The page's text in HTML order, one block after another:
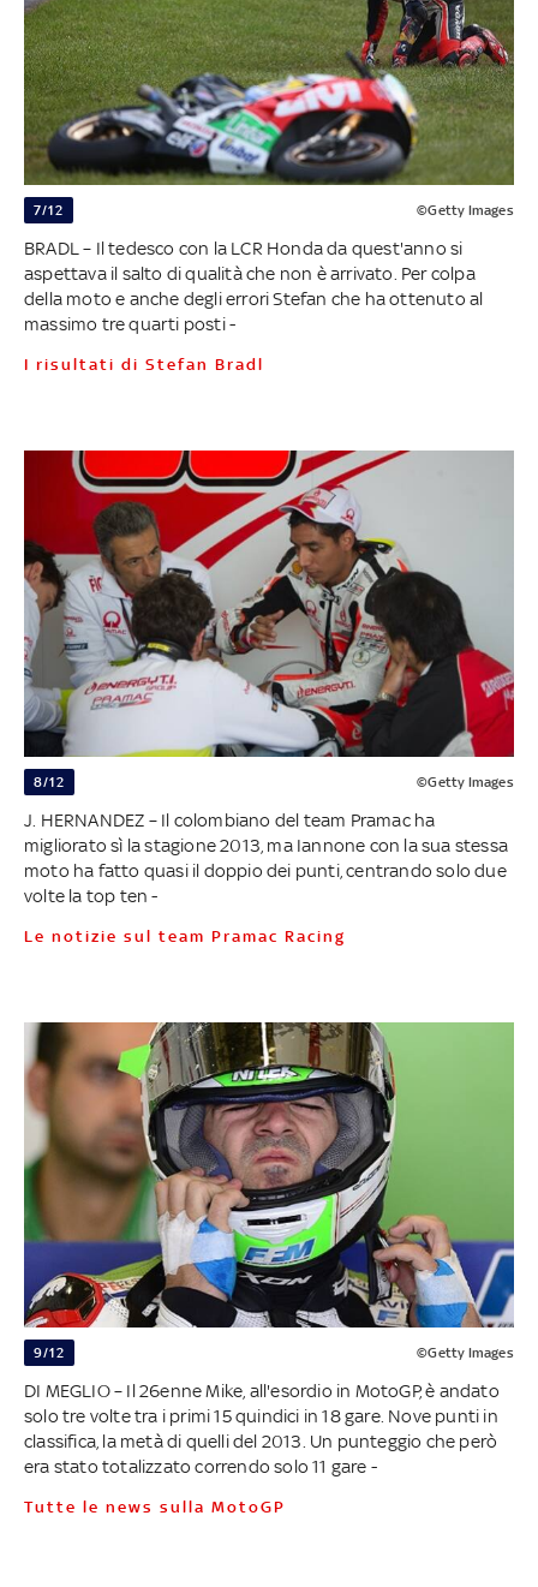
7/12 ©Getty Images
BRADL – Il tedesco con la LCR Honda da quest'anno si
aspettava il salto di qualità che non è arrivato. Per colpa
della moto e anche degli errori Stefan che ha ottenuto al
massimo tre quarti posti -
I risultati di Stefan Bradl
8/12 ©Getty Images
J. HERNANDEZ – Il colombiano del team Pramac ha
migliorato sì la stagione 2013, ma Iannone con la sua stessa
moto ha fatto quasi il doppio dei punti, centrando solo due
volte la top ten -
Le notizie sul team Pramac Racing
9/12 ©Getty Images
DI MEGLIO – Il 26enne Mike, all'esordio in MotoGP, è andato
solo tre volte tra i primi 15 quindici in 18 gare. Nove punti in
classifica, la metà di quelli del 2013. Un punteggio che però
era stato totalizzato correndo solo 11 gare -
Tutte le news sulla MotoGP